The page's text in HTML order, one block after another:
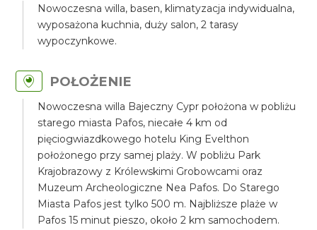
Nowoczesna willa, basen, klimatyzacja indywidualna,
wyposażona kuchnia, duży salon, 2 tarasy
wypoczynkowe.
POŁOŻENIE
Nowoczesna willa Bajeczny Cypr położona w pobliżu
starego miasta Pafos, niecałe 4 km od
pięciogwiazdkowego hotelu King Evelthon
położonego przy samej plaży. W pobliżu Park
Krajobrazowy z Królewskimi Grobowcami oraz
Muzeum Archeologiczne Nea Pafos. Do Starego
Miasta Pafos jest tylko 500 m. Najbliższe plaże w
Pafos 15 minut pieszo, około 2 km samochodem.